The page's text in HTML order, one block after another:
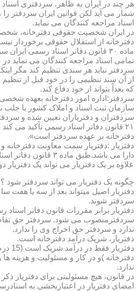
هر چند در ایران به ظاهر، سردفتری
شمار می آید لکن قوانین ایران سردفتر
اسناد مراجعه کنندگان می نماید.
در ایران شخصیت حقوقی دفترخانه،
دفترخانه از استقلال حقوقی برخوردار
ماده ۳۰ قانون دفاتر اسناد رسمی
تمامی اسناد مراجعه کنندگان می نماید
سردفتر نباید هر سندی تنظیم کند مگر
از آن سند تنظیمی را در خود قبل از
که بعداً بتواند از خود دفاع کند.
سردفتر:اداره امور دفترخانه بعهده
سازمان ثبت اسناد و املاک کشور با
سردفتران و دفتریاران تعیین شده و
۲۱ قانون دفاتر اسناد رسمی تأکید می
دفترخانه بر عهده سردفتر است».
دفتریار :دفتریار سمت معاونت دفترخانه و
دارا می باشد.طبق ماده ۳
علاوه بر یک دفتریار می تواند یک دفتریار
چگونه یک دفتریار می تواند سردفتر شود ؟
دفتریار اصیل میتواند بعد از سه یا هفت
سردفتر شوند.
دفتریار برابر مقررات قانون دفاتر اسناد
سردفترمنصوب می شود. سردفتر حق
ندارد و سردفتر حق اخراج وی را ندارد.
دفتریار، شریک درآمد دفترخانه است.
دفترخانه )و در کار و مسئولیت و هزینه
ندارد.
در قانون، هیچ مسئولیتی برای دفتریار
امضای دفتریار در اعتباربخشی به